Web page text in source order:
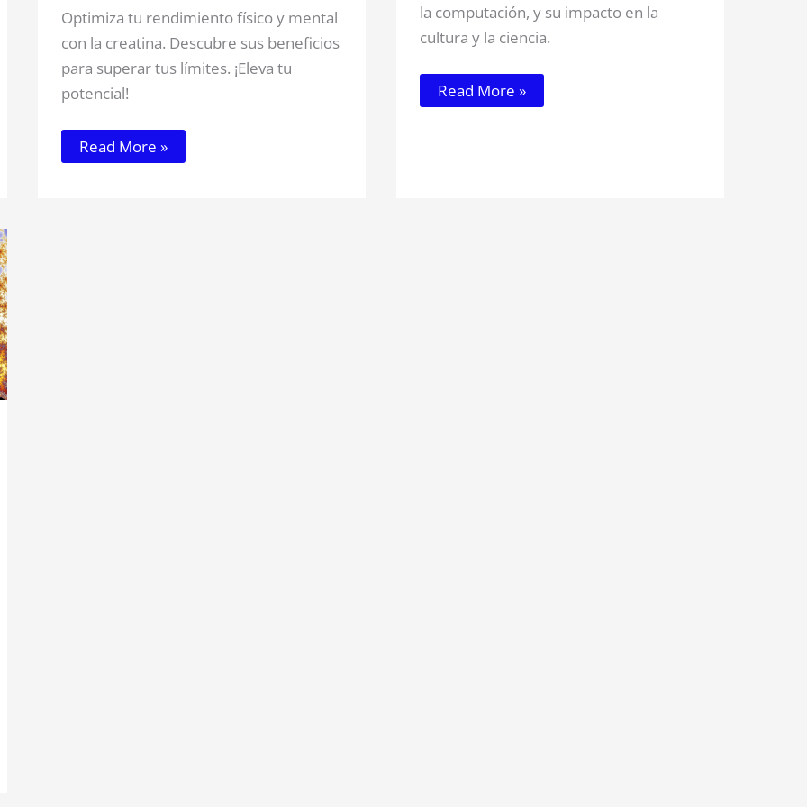
Optimiza tu rendimiento físico y mental
con la creatina. Descubre sus beneficios
para superar tus límites. ¡Eleva tu
potencial!
Read More »
la computación, y su impacto en la
cultura y la ciencia.
Read More »